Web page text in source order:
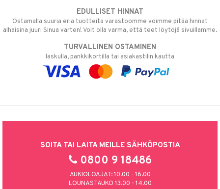
EDULLISET HINNAT
Ostamalla suuria eriä tuotteita varastoomme voimme pitää hinnat
alhaisina juuri Sinua varten! Voit olla varma, että teet löytöjä sivuillamme.
TURVALLINEN OSTAMINEN
laskulla, pankkikortilla tai asiakastilin kautta
SOITA TAI LAITA MEILLE SÄHKÖPOSTIA
0800 9 18486
AUKIOLOAJAT: 10.00 - 16.00
LOUNASTAUKO 13.00 - 14.00